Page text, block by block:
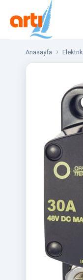
Anasayfa Elektrik